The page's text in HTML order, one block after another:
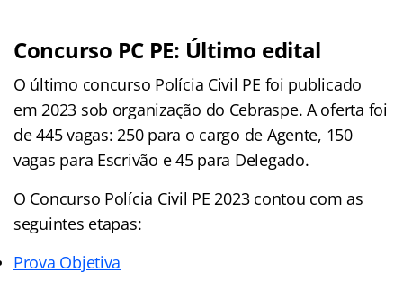
Concurso PC PE: Último edital
O último concurso Polícia Civil PE foi publicado
em 2023 sob organização do Cebraspe. A oferta foi
de 445 vagas: 250 para o cargo de Agente, 150
vagas para Escrivão e 45 para Delegado.
O Concurso Polícia Civil PE 2023 contou com as
seguintes etapas:
Prova Objetiva